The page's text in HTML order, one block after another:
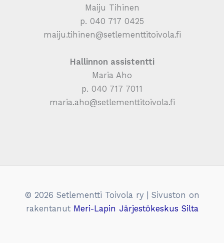
Maiju Tihinen
p. 040 717 0425
maiju.tihinen@setlementtitoivola.fi
Hallinnon assistentti
Maria Aho
p. 040 717 7011
maria.aho@setlementtitoivola.fi
© 2026 Setlementti Toivola ry | Sivuston on
rakentanut Meri-Lapin Järjestökeskus Silta